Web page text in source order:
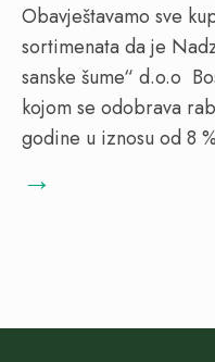
Obavještavamo sve
sortimenata da je
sanske šume“ d.o.o
kojom se odobrava
godine u iznosu od 8
→